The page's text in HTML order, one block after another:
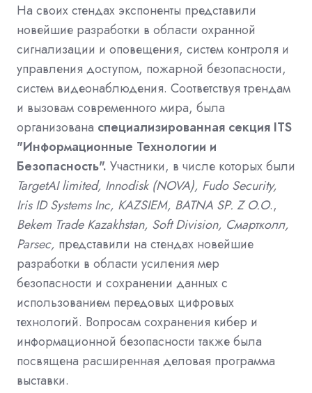
На своих стендах экспоненты представили
новейшие разработки в области охранной
сигнализации и оповещения, систем контроля и
управления доступом, пожарной безопасности,
систем видеонаблюдения. Соответствуя трендам
и вызовам современного мира, была
организована специализированная секция ITS
"Информационные Технологии и
Безопасность". Участники, в числе которых были
TargetAI limited, Innodisk (NOVA), Fudo Security,
Iris ID Systems Inc, KAZSIEM, BATNA SP. Z O.O.,
Bekem Trade Kazakhstan, Soft Division, Смартколл,
Parsec, представили на стендах новейшие
разработки в области усиления мер
безопасности и сохранении данных с
использованием передовых цифровых
технологий. Вопросам сохранения кибер и
информационной безопасности также была
посвящена расширенная деловая программа
выставки.